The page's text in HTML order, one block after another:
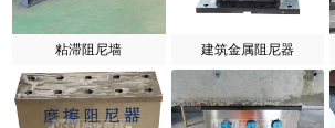
粘滞阻尼墙 建筑金属阻尼器